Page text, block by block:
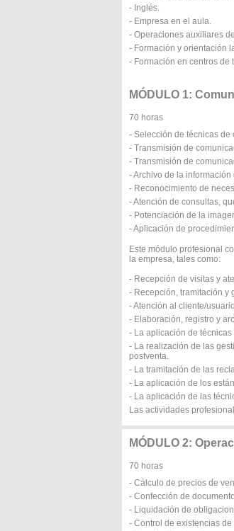
- Inglés.
- Empresa en el aula.
- Operaciones auxiliares
- Formación y orientación
- Formación en centros de
MÓDULO 1:
70 horas
- Selección de técnicas de
- Transmisión de
- Transmisión de
- Archivo de la
- Reconocimiento de
- Atención de consultas,
- Potenciación de la
- Aplicación de
Este módulo profesional
la empresa, tales como:
- Recepción de visitas y
- Recepción, tramitación y
- Atención al cliente/
- Elaboración, registro y
- La aplicación de
- La realización de las
postventa.
- La tramitación de las
- La aplicación de los
- La aplicación de las
Las actividades
MÓDULO 2:
70 horas
- Cálculo de precios de
- Confección de
- Liquidación de
- Control de existencias de